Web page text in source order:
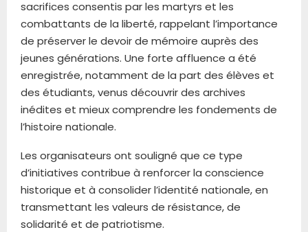
sacrifices consentis par les martyrs et les
combattants de la liberté, rappelant l’importance
de préserver le devoir de mémoire auprès des
jeunes générations. Une forte affluence a été
enregistrée, notamment de la part des élèves et
des étudiants, venus découvrir des archives
inédites et mieux comprendre les fondements de
l’histoire nationale.
Les organisateurs ont souligné que ce type
d’initiatives contribue à renforcer la conscience
historique et à consolider l’identité nationale, en
transmettant les valeurs de résistance, de
solidarité et de patriotisme.